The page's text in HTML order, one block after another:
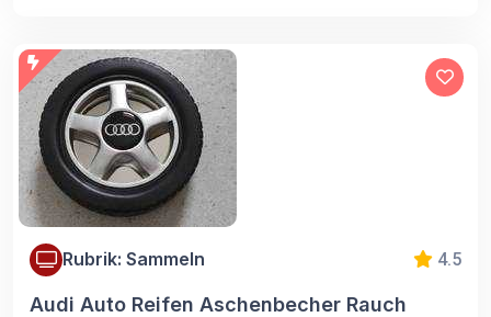
Rubrik: Sammeln 4.5
Audi Auto Reifen Aschenbecher Rauch